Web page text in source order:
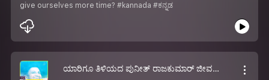
give ourselves more time? #kannada #ಕನ್ನಡ
ಯಾರಿಗೂ ತಿಳಿಯದ ಪುನೀತ್ ರಾಜಕುಮಾರ್ ಜೀವನದ ಕಥೆ.!